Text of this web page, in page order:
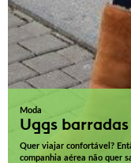
Moda
Uggs barradas
Quer viajar confortável?
companhia aérea não quer